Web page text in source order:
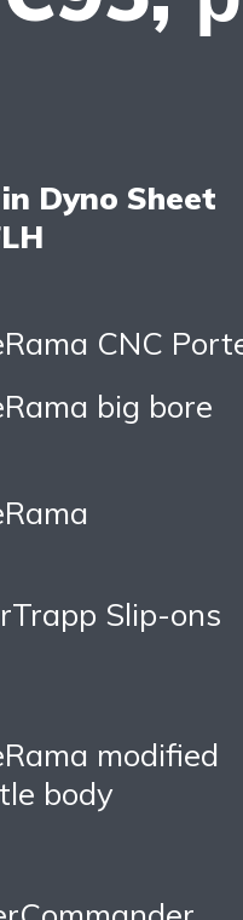
Dyno Sheet
CNC
big bore
Slip-ons
modified
body